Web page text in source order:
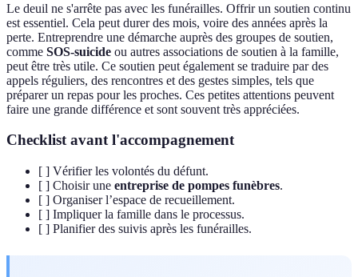
Le deuil ne s'arrête pas avec les funérailles. Offrir un soutien continu
est essentiel. Cela peut durer des mois, voire des années après la
perte. Entreprendre une démarche auprès des groupes de soutien,
comme SOS-suicide ou autres associations de soutien à la famille,
peut être très utile. Ce soutien peut également se traduire par des
appels réguliers, des rencontres et des gestes simples, tels que
préparer un repas pour les proches. Ces petites attentions peuvent
faire une grande différence et sont souvent très appréciées.
Checklist avant l'accompagnement
[ ] Vérifier les volontés du défunt.
[ ] Choisir une entreprise de pompes funèbres.
[ ] Organiser l’espace de recueillement.
[ ] Impliquer la famille dans le processus.
[ ] Planifier des suivis après les funérailles.